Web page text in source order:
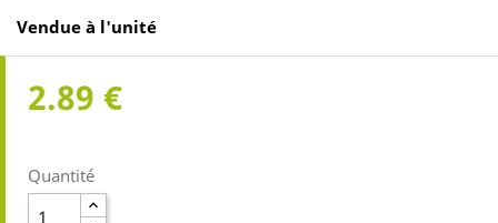
Vendue à l'unité
2.89 €
Quantité